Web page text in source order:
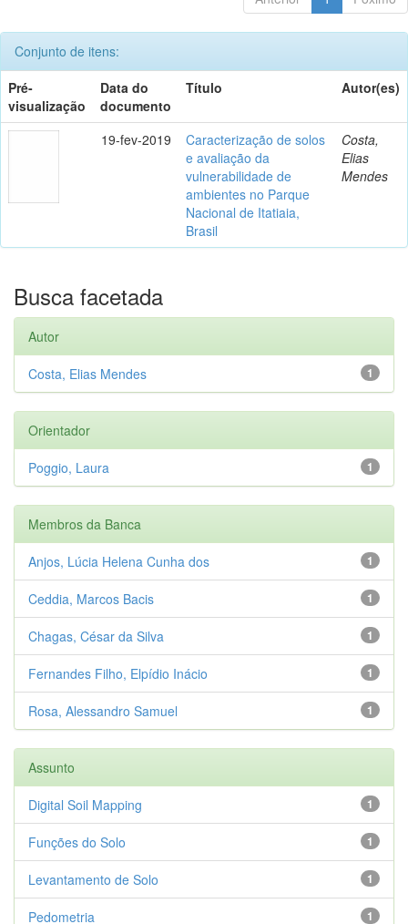
Conjunto de itens:
Pré-
visualização
Data do
documento
Título Autor(es)
19-fev-2019
Caracterização de solos
e avaliação da
vulnerabilidade de
ambientes no Parque
Nacional de Itatiaia,
Brasil
Costa,
Elias
Mendes
Busca facetada
Autor
1
Costa, Elias Mendes
Orientador
1
Poggio, Laura
Membros da Banca
1
Anjos, Lúcia Helena Cunha dos
1
Ceddia, Marcos Bacis
1
Chagas, César da Silva
1
Fernandes Filho, Elpídio Inácio
1
Rosa, Alessandro Samuel
Assunto
1
Digital Soil Mapping
1
Funções do Solo
1
Levantamento de Solo
1
Pedometria